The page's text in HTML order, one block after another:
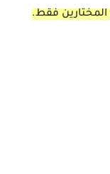
المختارين فقط.